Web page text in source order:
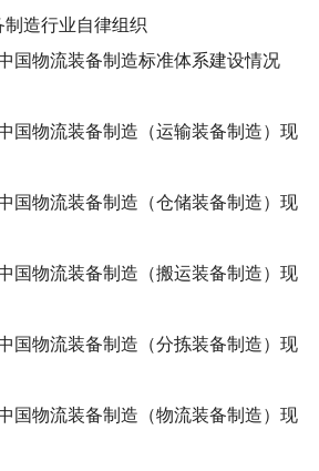
制造行业自律组织
国物流装备制造标准体系建设情况
国物流装备制造（运输装备制造）现
国物流装备制造（仓储装备制造）现
国物流装备制造（搬运装备制造）现
国物流装备制造（分拣装备制造）现
国物流装备制造（物流装备制造）现